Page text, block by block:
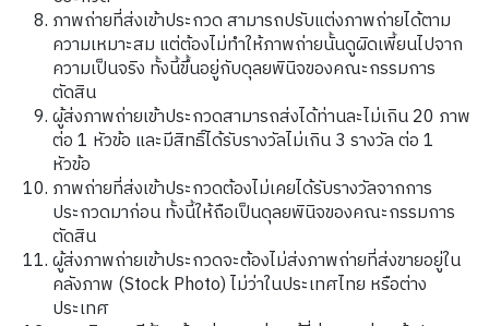
ภาพถ่ายที่ส่งเข้าประกวด สามารถปรับแต่งภาพถ่ายได้ตาม
ความเหมาะสม แต่ต้องไม่ทำให้ภาพถ่ายนั้นดูผิดเพี้ยนไปจาก
ความเป็นจริง ทั้งนี้ขึ้นอยู่กับดุลยพินิจของคณะกรรมการ
ตัดสิน
ผู้ส่งภาพถ่ายเข้าประกวดสามารถส่งได้ท่านละไม่เกิน 20 ภาพ
ต่อ 1 หัวข้อ และมีสิทธิ์ได้รับรางวัลไม่เกิน 3 รางวัล ต่อ 1
หัวข้อ
ภาพถ่ายที่ส่งเข้าประกวดต้องไม่เคยได้รับรางวัลจากการ
ประกวดมาก่อน ทั้งนี้ให้ถือเป็นดุลยพินิจของคณะกรรมการ
ตัดสิน
ผู้ส่งภาพถ่ายเข้าประกวดจะต้องไม่ส่งภาพถ่ายที่ส่งขายอยู่ใน
คลังภาพ (Stock Photo) ไม่ว่าในประเทศไทย หรือต่าง
ประเทศ